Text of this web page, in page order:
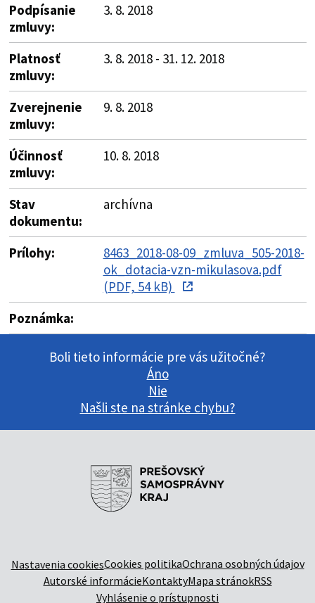
Podpísanie
zmluvy:
3. 8. 2018
Platnosť
zmluvy:
3. 8. 2018 - 31. 12. 2018
Zverejnenie
zmluvy:
9. 8. 2018
Účinnosť
zmluvy:
10. 8. 2018
Stav
dokumentu:
archívna
Prílohy:
8463_2018-08-09_zmluva_505-2018-
ok_dotacia-vzn-mikulasova.pdf
(PDF, 54 kB)
Poznámka:
Boli tieto informácie pre vás užitočné?
Áno
Nie
Našli ste na stránke chybu?
Nastavenia cookiesCookies politikaOchrana osobných údajov
Autorské informácieKontaktyMapa stránokRSS
Vyhlásenie o prístupnosti